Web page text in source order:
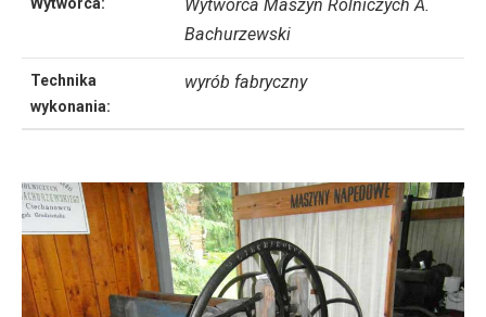
Wytwórca Maszyn Rolniczych A.
Bachurzewski
Technika
wykonania:
wyrób fabryczny